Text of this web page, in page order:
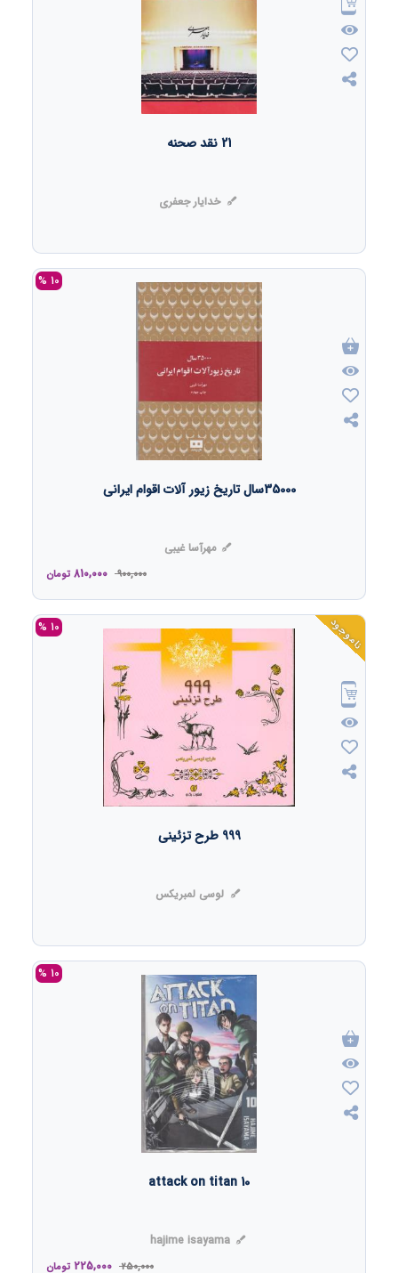
21 نقد صحنه
خدایار جعفری
10 %
35000سال تاریخ زیور آلات اقوام ایرانی
مهرآسا غیبی
900,000
810,000 تومان
ناموجود 10 %
999 طرح تزئینی
لوسی لمبریکس
10 %
attack on titan 10
hajime isayama
250,000
225,000 تومان